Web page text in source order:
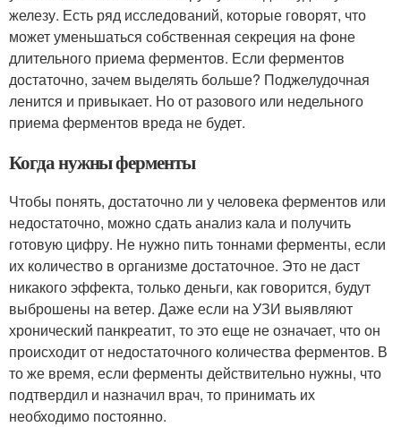
железу. Есть ряд исследований, которые говорят, что
может уменьшаться собственная секреция на фоне
длительного приема ферментов. Если ферментов
достаточно, зачем выделять больше? Поджелудочная
ленится и привыкает. Но от разового или недельного
приема ферментов вреда не будет.
Когда нужны ферменты
Чтобы понять, достаточно ли у человека ферментов или
недостаточно, можно сдать анализ кала и получить
готовую цифру. Не нужно пить тоннами ферменты, если
их количество в организме достаточное. Это не даст
никакого эффекта, только деньги, как говорится, будут
выброшены на ветер. Даже если на УЗИ выявляют
хронический панкреатит, то это еще не означает, что он
происходит от недостаточного количества ферментов. В
то же время, если ферменты действительно нужны, что
подтвердил и назначил врач, то принимать их
необходимо постоянно.